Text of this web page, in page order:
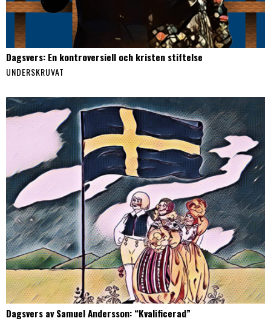
Dagsvers: En kontroversiell och kristen stiftelse
UNDERSKRUVAT
Dagsvers av Samuel Andersson: “Kvalificerad”